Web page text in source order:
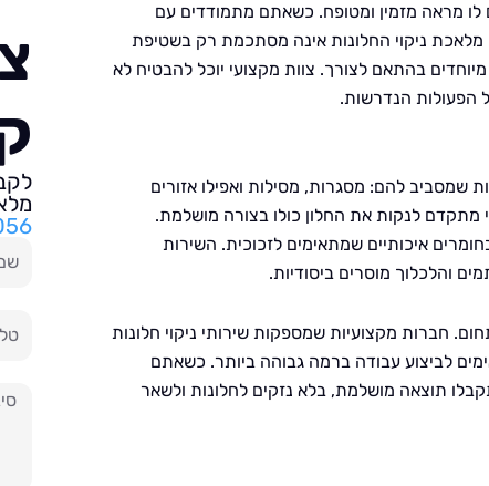
לו מראה מזמין ומטופח. כשאתם מתמודדים עם
מלאכת ניקוי החלונות אינה מסתכמת רק בשטיפת
בהתאם לצורך. צוות מקצועי יוכל להבטיח לא
הפעולות הנדרשות.
שמסביב להם: מסגרות, מסילות ואפילו אזורים
מתקדם לנקות את החלון כולו בצורה מושלמת.
איכותיים שמתאימים לזכוכית. השירות
והלכלוך מוסרים ביסודיות.
חברות מקצועיות שמספקות שירותי ניקוי חלונות
לביצוע עבודה ברמה גבוהה ביותר. כשאתם
תוצאה מושלמת, בלא נזקים לחלונות ולשאר
טלפון